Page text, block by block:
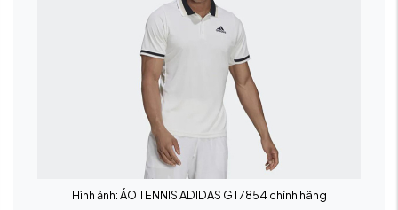
Hình ảnh: ÁO TENNIS ADIDAS GT7854 chính hãng